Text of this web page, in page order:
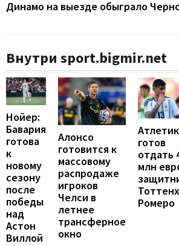
Динамо на выезде обыграло
Внутри sport.bigmir.net
Нойер:
Бавария
готова
к
новому
сезону
после
победы
над
Астон
Виллой
Алонсо
готовится к
массовому
распродаже
игроков
Челси в
летнее
трансферное
окно
готов
отдать
млн
Ромеро